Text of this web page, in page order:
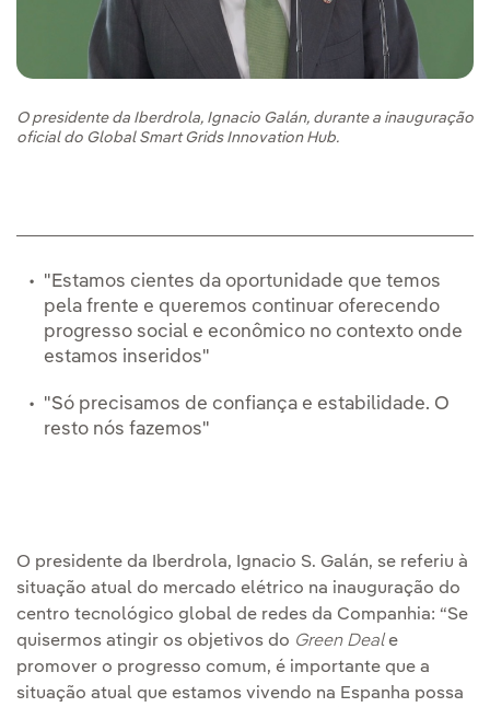
O presidente da Iberdrola, Ignacio Galán, durante a inauguração
oficial do Global Smart Grids Innovation Hub.
"Estamos cientes da oportunidade que temos
pela frente e queremos continuar oferecendo
progresso social e econômico no contexto onde
estamos inseridos"
"Só precisamos de confiança e estabilidade. O
resto nós fazemos"
O presidente da Iberdrola, Ignacio S. Galán, se referiu à
situação atual do mercado elétrico na inauguração do
centro tecnológico global de redes da Companhia: “Se
quisermos atingir os objetivos do Green Deale
promover o progresso comum, é importante que a
situação atual que estamos vivendo na Espanha possa